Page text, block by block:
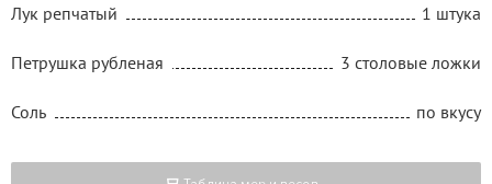
Лук репчатый 1 штука
Петрушка рубленая 3 столовые ложки
Соль по вкусу